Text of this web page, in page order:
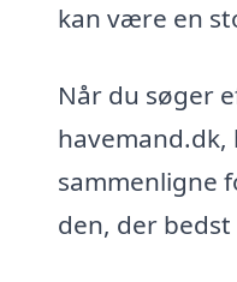
kan være en
Når du søger
sammenligne
den, der